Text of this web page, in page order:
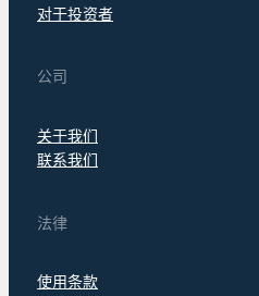
对于投资者
公司
关于我们
联系我们
法律
使用条款